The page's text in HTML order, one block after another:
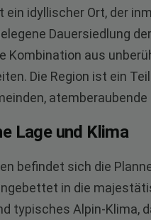
ein idyllischer Ort, der
Dauersiedlung
Kombination aus
Die Region ist ein
Lage und Klima
befindet sich die
in die
typisches Alpin-Klima,